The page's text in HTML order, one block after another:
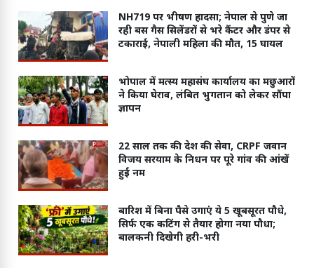
NH719 पर भीषण हादसा; नेपाल से पुणे जा
रही बस गैस सिलेंडरों से भरे कैंटर और डंपर से
टकाराई, नेपाली महिला की मौत, 15 घायल
भोपाल में मत्स्य महासंघ कार्यालय का मछुआरों
ने किया घेराव, लंबित भुगतान को लेकर सौंपा
ज्ञापन
22 साल तक की देश की सेवा, CRPF जवान
विजय सरयाम के निधन पर पूरे गांव की आंखें
हुईं नम
बारिश में बिना पैसे उगाएं ये 5 खूबसूरत पौधे,
सिर्फ एक कटिंग से तैयार होगा नया पौधा;
बालकनी दिखेगी हरी-भरी